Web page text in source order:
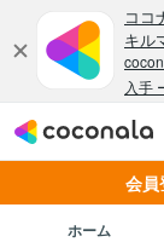
会員
ホーム